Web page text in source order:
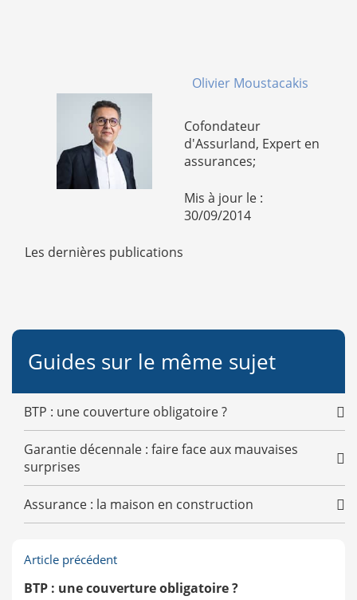
Olivier Moustacakis
Cofondateur
d'Assurland, Expert en
assurances;
Mis à jour le :
30/09/2014
Les dernières publications
Guides sur le même sujet
BTP : une couverture obligatoire ?
Garantie décennale : faire face aux mauvaises
surprises
Assurance : la maison en construction
Article précédent
BTP : une couverture obligatoire ?